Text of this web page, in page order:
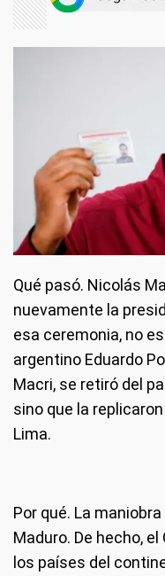
Qué pasó. Nicolás
nuevamente la
esa ceremonia, no
argentino Eduardo
Macri, se retiró del
sino que la
Lima.
Por qué. La
Maduro. De hecho,
los países del